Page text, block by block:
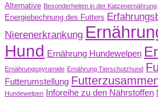
Alternative Besonderheiten in der Katzenernährung
Energiebechnung des Futters
Nierenerkrankung
Hund Ernährung Hundewelpen
Ernährungspyramide Ernährung Tierschutzhund
Futterumstellung
Hundewelpen
Inforeihe zu den Nährstoffen